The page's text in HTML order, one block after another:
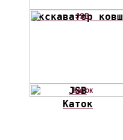
Экскаватор ковш
JSB
Каток